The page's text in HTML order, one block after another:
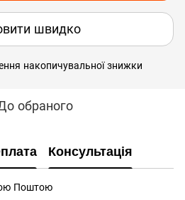
швидко
накопичувальної знижки
обраного
Консультація
Поштою